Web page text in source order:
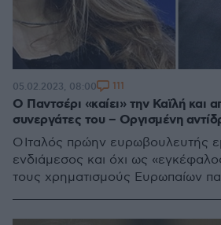
Ο Παντσέρι «καίει» την Καϊλή και
συνεργάτες του – Οργισμένη
Ο Ιταλός πρώην ευρωβουλευτής
ενδιάμεσος και όχι ως
τους χρηματισμούς Ευρωπαίων
05.02.2023, 08:00 111